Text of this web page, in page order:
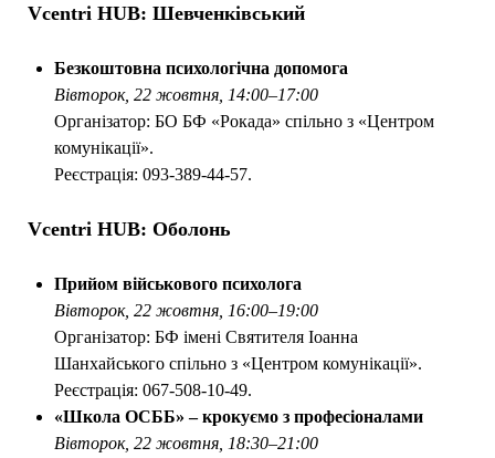
Vcentri HUB: Шевченківський
Безкоштовна психологічна допомога
Вівторок, 22 жовтня, 14:00–17:00
Організатор: БО БФ «Рокада» спільно з «Центром
комунікації».
Реєстрація: 093-389-44-57.
Vcentri HUB: Оболонь
Прийом військового психолога
Вівторок, 22 жовтня, 16:00–19:00
Організатор: БФ імені Святителя Іоанна
Шанхайського спільно з «Центром комунікації».
Реєстрація: 067-508-10-49.
«Школа ОСББ» – крокуємо з професіоналами
Вівторок, 22 жовтня, 18:30–21:00